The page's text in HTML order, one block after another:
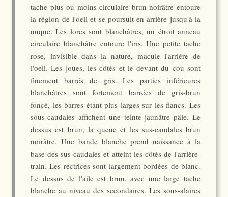
tache plus ou moins circulaire brun noirâtre entoure
la région de l'oeil et se poursuit en arrière jusqu'à la
nuque. Les lores sont blanchâtres, un étroit anneau
circulaire blanchâtre entoure l'iris. Une petite tache
rose, invisible dans la nature, macule l'arrière de
l'oeil. Les joues, les côtés et le devant du cou sont
finement barrés de gris. Les parties inférieures
blanchâtres sont fortement barrées de gris-brun
foncé, les barres étant plus larges sur les flancs. Les
sous-caudales affichent une teinte jaunâtre pâle. Le
dessus est brun, la queue et les sus-caudales brun
noirâtre. Une bande blanche prend naissance à la
base des sus-caudales et atteint les côtés de l'arrière-
train. Les rectrices sont largement bordées de blanc.
Le dessus de l'aile est brun, avec une large tache
blanche au niveau des secondaires. Les sous-alaires